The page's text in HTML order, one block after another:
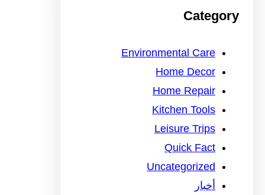
Category
Environmental Care
Home Decor
Home Repair
Kitchen Tools
Leisure Trips
Quick Fact
Uncategorized
أخبار